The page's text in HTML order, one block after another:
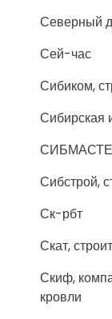
Северный
Сей-час
Сибиком,
Сибирская
Сибстрой,
Ск-рбт
Скат,
Скиф,
кровли